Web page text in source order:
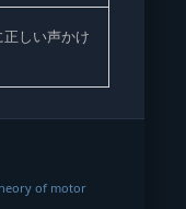
正しい声かけ
of motor